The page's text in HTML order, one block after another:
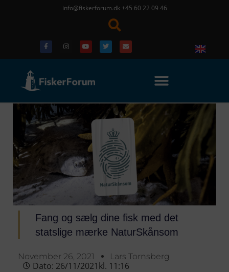
info@fiskerforum.dk +45 60 22 09 46
Fang og sælg dine fisk med det
statslige mærke NaturSkånsom
November 26, 2021 Lars Tornsberg
Dato: 26/11/2021kl. 11:16